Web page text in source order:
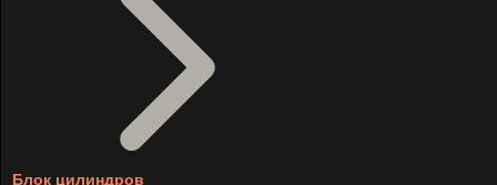
Блок цилиндров